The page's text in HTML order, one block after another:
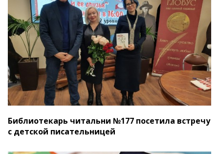
Библиотекарь читальни №177 посетила встречу
с детской писательницей